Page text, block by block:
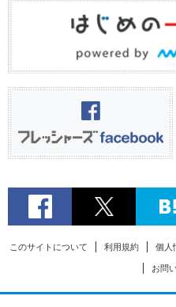
このサイトについて 利用規約 個人
お問